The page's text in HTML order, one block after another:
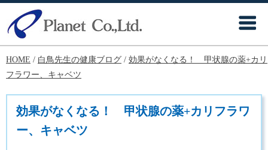
HOME / 白鳥先生の健康ブログ / 効果がなくなる！ 甲状腺の薬+カリ
フラワー、キャベツ
効果がなくなる！ 甲状腺の薬+カリフラワ
ー、キャベツ